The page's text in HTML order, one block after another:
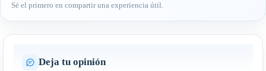
Sé el primero en compartir una experiencia útil.
Deja tu opinión